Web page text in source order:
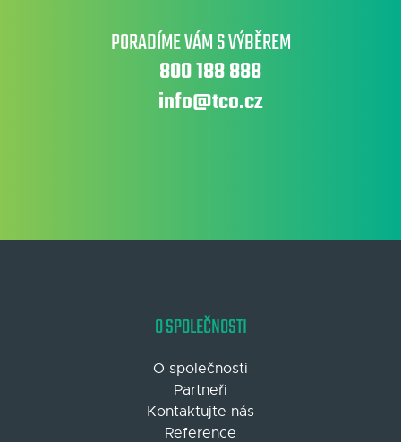
PORADÍME VÁM S VÝBĚREM
800 188 888
info@tco.cz
O SPOLEČNOSTI
O společnosti
Partneři
Kontaktujte nás
Reference